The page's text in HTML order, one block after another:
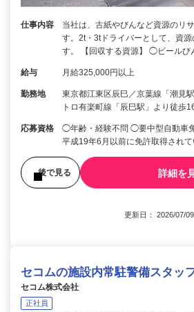
仕事内容
当社は、古紙やびんなど資源のリ
す。2t・3tドライバーとして、資
す。 【回収する資源】 ◯ビールび
給与 月給325,000円以上
勤務地
東京都江東区辰巳／京葉線「潮見
トロ有楽町線「辰巳駅」より徒歩16
応募資格
◯年齢・経験不問 ◯要中型自動車
平成19年6月以前に免許取得されて
後で見る 詳細を
更新日： 2026/07/
セコムの施設内常駐警備スタッ
セコム株式会社
正社員